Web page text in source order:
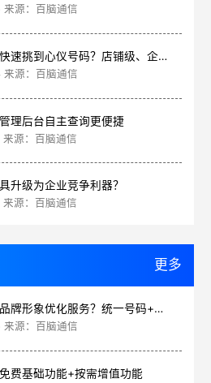
源：百脑通信
400电话在线选号怎么快速挑到心仪号码？店铺级、企业级、集团级一次看清
源：百脑通信
理后台自主查询更便捷
源：百脑通信
升级为企业竞争利器？
源：百脑通信
更多
办理400电话怎么塑造品牌形象优化服务？统一号码+智能管理平台
源：百脑通信
费基础功能+按需增值功能